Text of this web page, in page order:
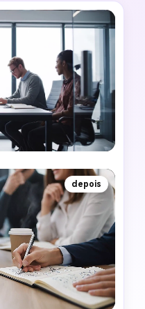
depois